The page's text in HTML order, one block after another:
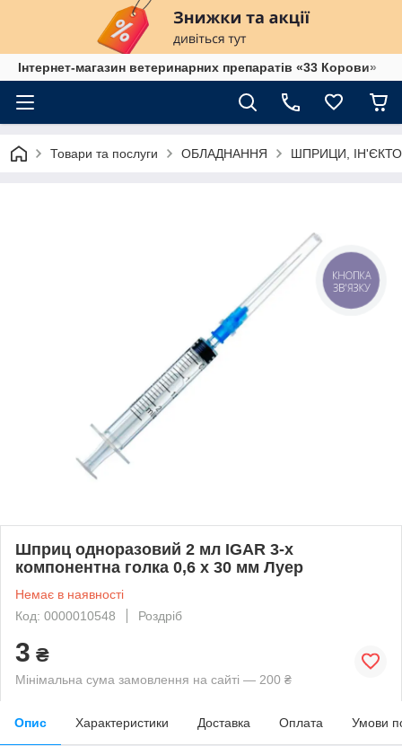
Інтернет-магазин ветеринарних препаратів «33 Корови»
Товари та послуги ОБЛАДНАННЯ ШПРИЦИ,
Шприц одноразовий 2 мл IGAR 3-х
компонентна голка 0,6 х 30 мм Луер
Немає в наявності
Код: 0000010548
Роздріб
3 ₴
Мінімальна сума замовлення на сайті — 200 ₴
Опис Характеристики Доставка Оплата Умови
КНОПКА
ЗВ'ЯЗКУ